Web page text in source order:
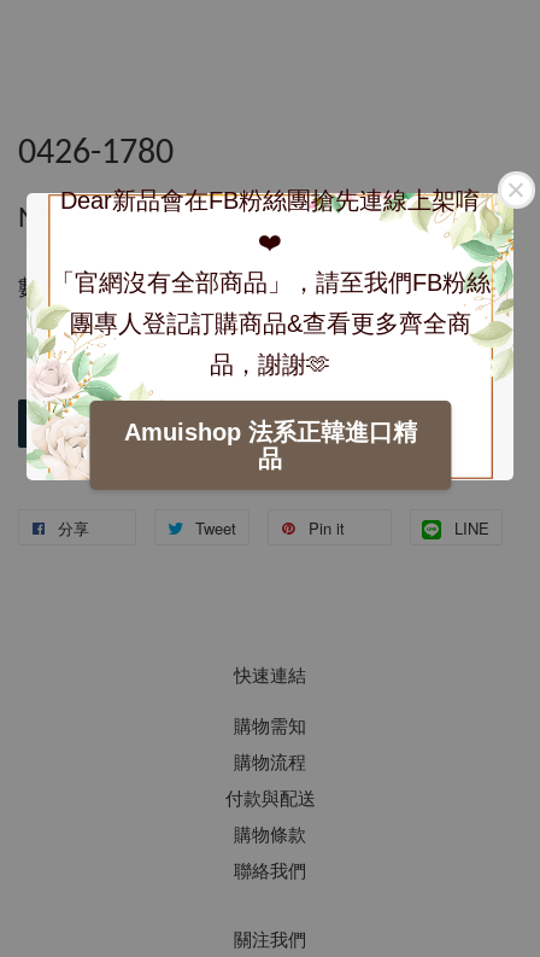
Dear新品會在FB粉絲團搶先連線上架唷
❤️
「官網沒有全部商品」，請至我們FB粉絲
團專人登記訂購商品&查看更多齊全商
品，謝謝🫶
Amuishop 法系正韓進口精
品
0426-1780
NT$ 1,780
數量
加入購物車
分享 Tweet Pin it LINE
快速連結
購物需知
購物流程
付款與配送
購物條款
聯絡我們
關注我們